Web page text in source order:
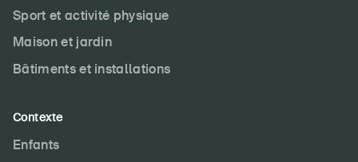
Sport et activité physique
Maison et jardin
Bâtiments et installations
Contexte
Enfants